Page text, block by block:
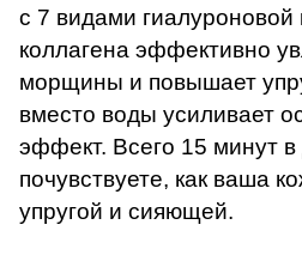
с 7 видами
коллагена эффективно
морщины и повышает
вместо воды усиливает
эффект. Всего 15 минут
почувствуете, как ваша
упругой и сияющей.